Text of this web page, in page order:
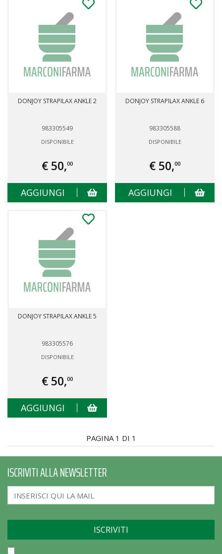
DONJOY STRAPILAX ANKLE 2
983305549
DISPONIBILE
€ 50,00
AGGIUNGI
DONJOY STRAPILAX ANKLE 6
983305588
DISPONIBILE
€ 50,00
AGGIUNGI
DONJOY STRAPILAX ANKLE 5
983305576
DISPONIBILE
€ 50,00
AGGIUNGI
PAGINA 1 DI 1
ISCRIVITI ALLA NEWSLETTER